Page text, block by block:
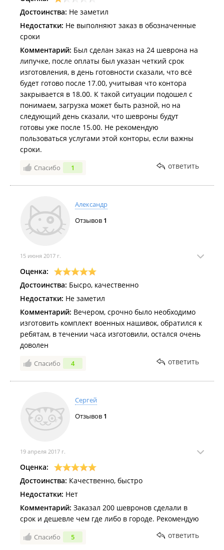
Достоинства: Не заметил
Недостатки: Не выполняют заказ в обозначенные
сроки
Комментарий: Был сделан заказ на 24 шеврона на
липучке, после оплаты был указан четкий срок
изготовления, в день готовности сказали, что всё
будет готово после 17.00, учитывая что контора
закрывается в 18.00. К такой ситуации подошел с
понимаем, загрузка может быть разной, но на
следующий день сказали, что шевроны будут
готовы уже после 15.00. Не рекомендую
пользоваться услугами этой конторы, если важны
сроки.
Спасибо 1 ответить
Александр
Отзывов 1
15 июня 2017 г.
Оценка:
Достоинства: Бысро, качественно
Недостатки: Не заметил
Комментарий: Вечером, срочно было необходимо
изготовить комплект военных нашивок, обратился к
ребятам, в течении часа изготовили, остался очень
доволен
Спасибо 4 ответить
Сергей
Отзывов 1
19 апреля 2017 г.
Оценка:
Достоинства: Качественно, быстро
Недостатки: Нет
Комментарий: Заказал 200 шевронов сделали в
срок и дешевле чем где либо в городе. Рекомендую
Спасибо 5 ответить